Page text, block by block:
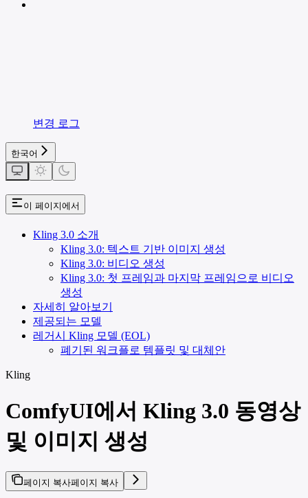
변경 로그
한국어
이 페이지에서
Kling 3.0 소개
Kling 3.0: 텍스트 기반 이미지 생성
Kling 3.0: 비디오 생성
Kling 3.0: 첫 프레임과 마지막 프레임으로 비디오
생성
자세히 알아보기
제공되는 모델
레거시 Kling 모델 (EOL)
폐기된 워크플로 템플릿 및 대체안
Kling
ComfyUI에서 Kling 3.0 동영상
및 이미지 생성
페이지 복사페이지 복사